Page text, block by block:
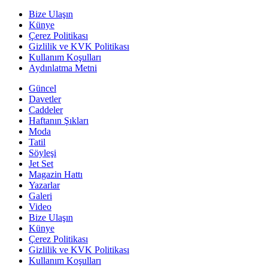
Bize Ulaşın
Künye
Çerez Politikası
Gizlilik ve KVK Politikası
Kullanım Koşulları
Aydınlatma Metni
Güncel
Davetler
Caddeler
Haftanın Şıkları
Moda
Tatil
Söyleşi
Jet Set
Magazin Hattı
Yazarlar
Galeri
Video
Bize Ulaşın
Künye
Çerez Politikası
Gizlilik ve KVK Politikası
Kullanım Koşulları